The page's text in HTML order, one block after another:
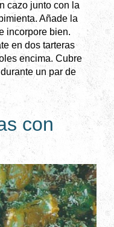
cazo junto con la
Añade la
incorpore bien.
en dos tarteras
encima. Cubre
un par de
con